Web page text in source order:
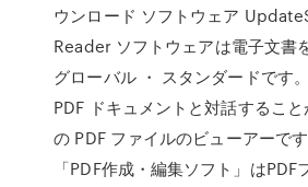
ウンロード ソフトウェア
Reader ソフトウェアは電子文書
グローバル ・ スタンダードです
PDF ドキュメントと対話するこ
の PDF ファイルのビューアーで
「PDF作成・編集ソフト」はPDF